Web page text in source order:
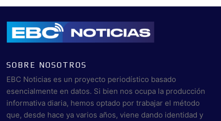
SOBRE NOSOTROS
EBC Noticias es un proyecto periodístico basado
esencialmente en datos. Si bien nos ocupa la producción
informativa diaria, hemos optado por trabajar el método
que, desde hace ya varios años, viene dando identidad y